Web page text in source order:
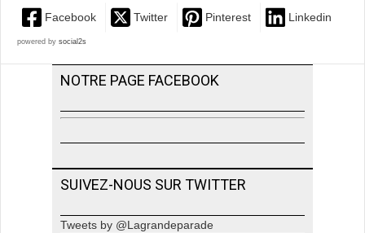
Facebook Twitter Pinterest Linkedin
powered by social2s
NOTRE PAGE FACEBOOK
SUIVEZ-NOUS SUR TWITTER
Tweets by @Lagrandeparade